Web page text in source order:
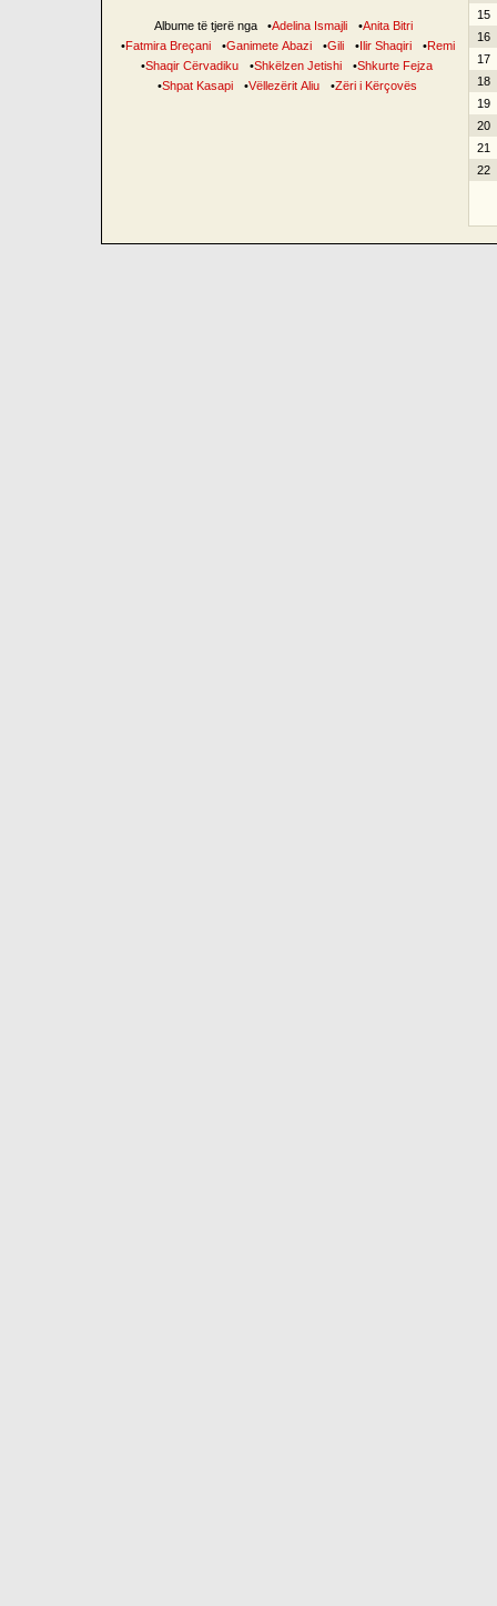
Albume të tjerë nga •Adelina Ismajli •Anita Bitri
•Fatmira Breçani •Ganimete Abazi •Gili •Ilir Shaqiri •Remi
•Shaqir Cërvadiku •Shkëlzen Jetishi •Shkurte Fejza
•Shpat Kasapi •Vëllezërit Aliu •Zëri i Kërçovës
15
16
17
18
19
20
21
22